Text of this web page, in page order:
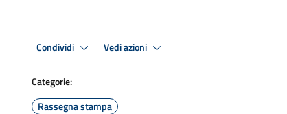
Condividi Vedi azioni
Categorie:
Rassegna stampa